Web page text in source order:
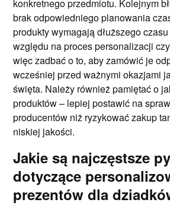
konkretnego przedmiotu. Kolejnym
brak odpowiedniego planowania
produkty wymagają dłuższego
względu na proces personalizacji
więc zadbać o to, aby zamówić je
wcześniej przed ważnymi okazjami
święta. Należy również pamiętać o
produktów – lepiej postawić na
producentów niż ryzykować zakup
niskiej jakości.
Jakie są najczęstsze
dotyczące
prezentów dla